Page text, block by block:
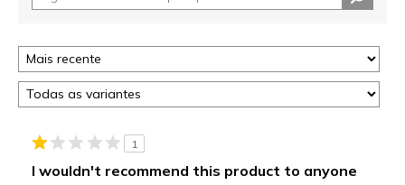
1
I wouldn't recommend this product to anyone